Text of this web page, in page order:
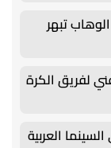
تبهر
لفريق الكرة
العربية